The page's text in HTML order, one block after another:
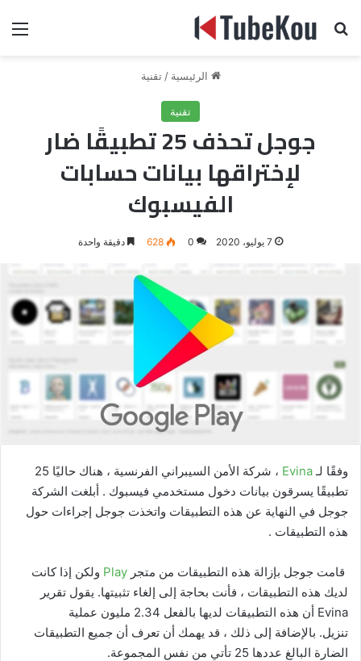
بحث عن
الرئيسية / تقنية
تقنية
جوجل تحذف 25 تطبيقًا ضار
لإختراقها بيانات حسابات
الفيسبوك
7 يوليو، 2020 0
628 دقيقة واحدة
وفقًا لـ Evina
، شركة الأمن السيبراني الفرنسية ، هناك حاليًا 25
تطبيقًا يسرقون بيانات دخول مستخدمي فيسبوك . أبلغت الشركة
جوجل في النهاية عن هذه التطبيقات واتخذت جوجل إجراءات حول
هذه التطبيقات .
قامت جوجل بإزالة هذه التطبيقات من متجر Play ولكن إذا كانت
لديك هذه التطبيقات ، فأنت بحاجة إلى إلغاء تثبيتها. يقول تقرير
Evina أن هذه التطبيقات لديها بالفعل 2.34 مليون عملية
تنزيل. بالإضافة إلى ذلك ، قد يهمك أن تعرف أن جميع التطبيقات
الضارة البالغ عددها 25 تأتي من نفس المجموعة.